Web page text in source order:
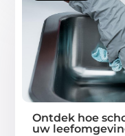
Ontdek hoe
uw